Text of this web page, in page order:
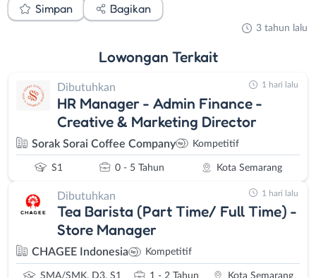
Simpan Bagikan
3 tahun lalu
Lowongan Terkait
Dibutuhkan
HR Manager - Admin Finance -
Creative & Marketing Director
Sorak Sorai Coffee Company Kompetitif
S1 0 - 5 Tahun Kota Semarang
1 hari lalu
Dibutuhkan
Tea Barista (Part Time/ Full Time) -
Store Manager
CHAGEE Indonesia Kompetitif
1 hari lalu